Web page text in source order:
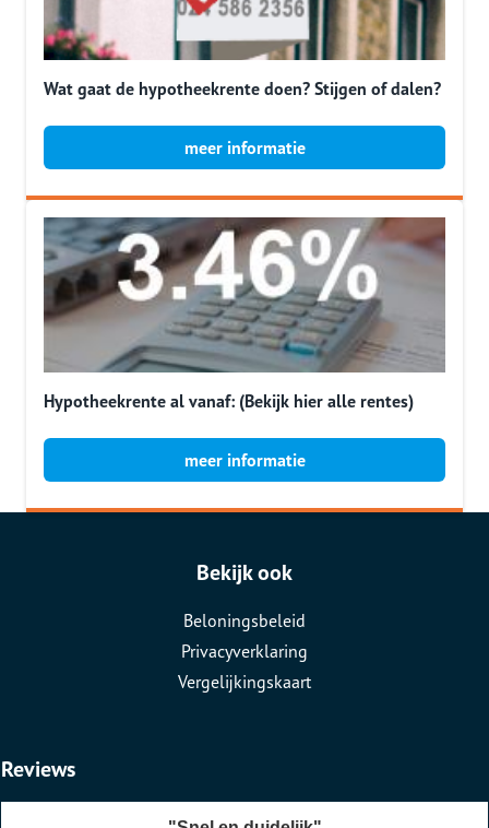
Wat gaat de hypotheekrente doen? Stijgen of dalen?
meer informatie
Hypotheekrente al vanaf: (Bekijk hier alle rentes)
meer informatie
Bekijk ook
Beloningsbeleid
Privacyverklaring
Vergelijkingskaart
Reviews